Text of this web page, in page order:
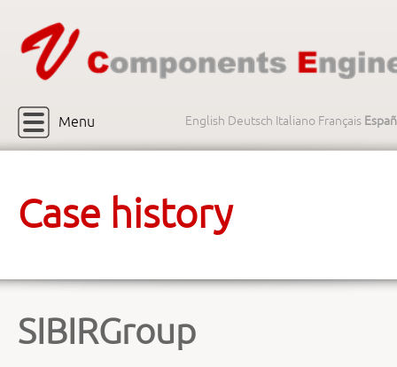
Menu English Deutsch Italiano Français
Case history
SIBIRGroup